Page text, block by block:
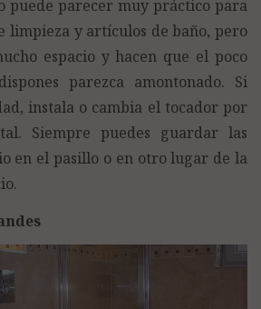
puede parecer muy práctico para
limpieza y artículos de baño, pero
espacio y hacen que el poco
parezca amontonado. Si
instala o cambia el tocador por
Siempre puedes guardar las
en el pasillo o en otro lugar de la